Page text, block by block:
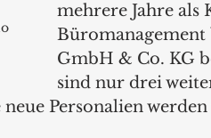
mehrere Jahre als
GmbH & Co. KG
sind nur drei
Personalien